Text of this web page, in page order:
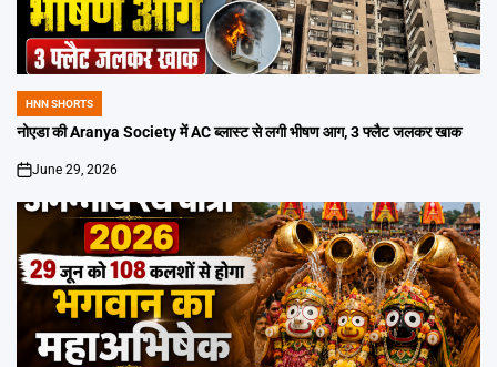
POSTED
IN
HNN SHORTS
नोएडा की Aranya Society में AC ब्लास्ट से लगी भीषण आग, 3 फ्लैट जलकर खाक
on
June 29, 2026